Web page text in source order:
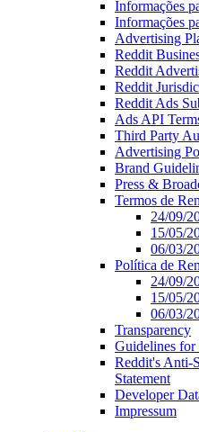
Informações
Informações
Advertising
Reddit
Reddit
Reddit
Reddit Ads
Ads API
Third Party
Advertising
Brand
Press &
Termos de
24/09/
15/05/
06/03/
Política de
24/09/
15/05/
06/03/
Transparency
Guidelines
Reddit's Anti-
Statement
Developer
Impressum